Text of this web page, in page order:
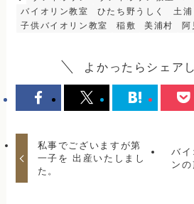
バイオリン教室
ひたち野うしく 土浦
子供バイオリン教室
稲敷 美浦村 阿
よかったらシェア
私事でございますが第
一子を 出産いたしまし
た。
バイ
ンの